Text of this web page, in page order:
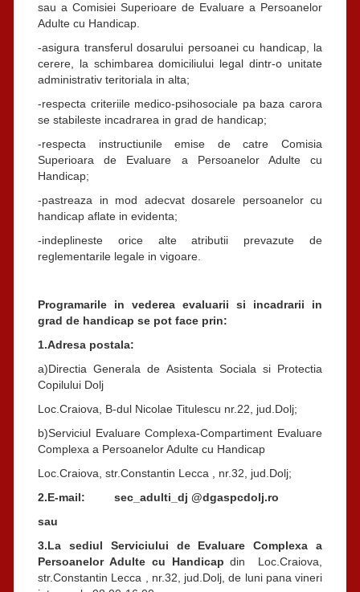
sau a Comisiei Superioare de Evaluare a Persoanelor
Adulte cu Handicap.
-asigura transferul dosarului persoanei cu handicap, la
cerere, la schimbarea domiciliului legal dintr-o unitate
administrativ teritoriala in alta;
-respecta criteriile medico-psihosociale pa baza carora
se stabileste incadrarea in grad de handicap;
-respecta instructiunile emise de catre Comisia
Superioara de Evaluare a Persoanelor Adulte cu
Handicap;
-pastreaza in mod adecvat dosarele persoanelor cu
handicap aflate in evidenta;
-indeplineste orice alte atributii prevazute de
reglementarile legale in vigoare.
Programarile in vederea evaluarii si incadrarii in
grad de handicap se pot face prin:
1.Adresa postala:
a)Directia Generala de Asistenta Sociala si Protectia
Copilului Dolj
Loc.Craiova, B-dul Nicolae Titulescu nr.22, jud.Dolj;
b)Serviciul Evaluare Complexa-Compartiment Evaluare
Complexa a Persoanelor Adulte cu Handicap
Loc.Craiova, str.Constantin Lecca , nr.32, jud.Dolj;
2.E-mail: sec_adulti_dj @dgaspcdolj.ro
sau
3.La sediul Serviciului de Evaluare Complexa a
Persoanelor Adulte cu Handicapdin Loc.Craiova,
str.Constantin Lecca , nr.32, jud.Dolj, de luni pana vineri